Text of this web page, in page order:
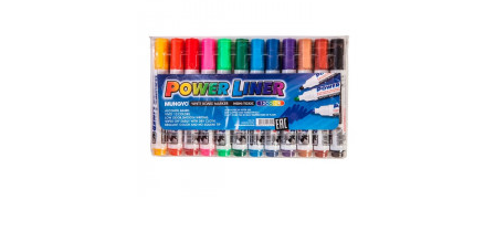
В наличии
18